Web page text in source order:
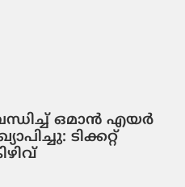
ഒമാൻ എയർ
ടിക്കറ്റ്